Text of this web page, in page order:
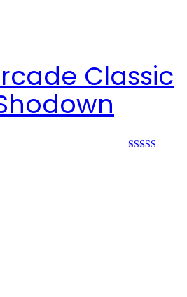
Classic